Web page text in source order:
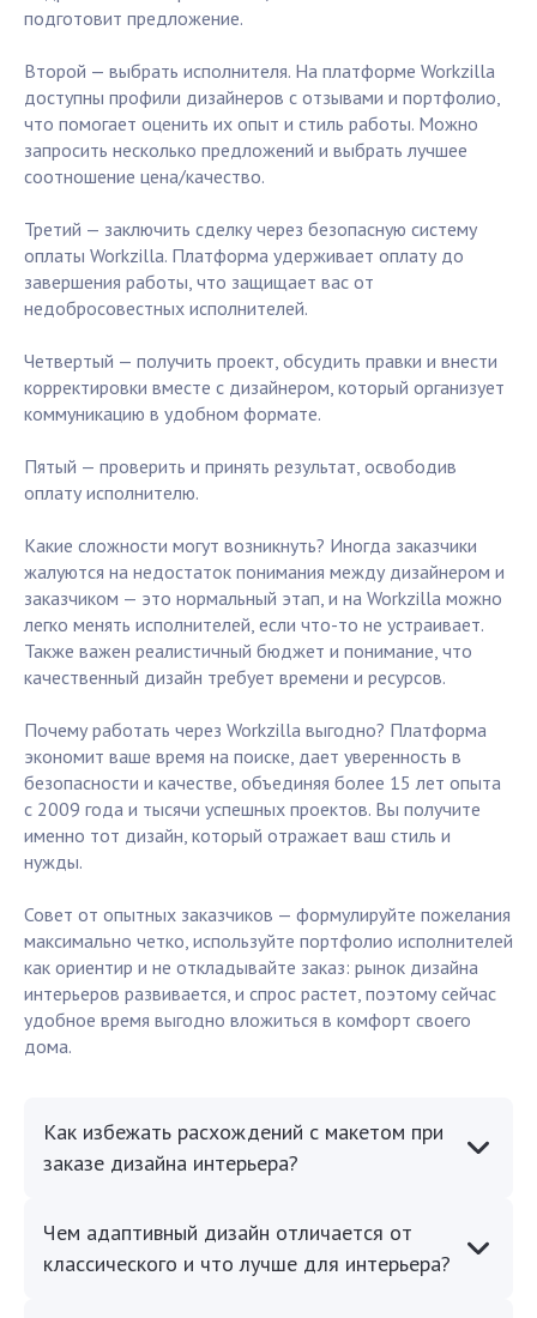
подготовит предложение.
Второй — выбрать исполнителя. На платформе Workzilla
доступны профили дизайнеров с отзывами и портфолио,
что помогает оценить их опыт и стиль работы. Можно
запросить несколько предложений и выбрать лучшее
соотношение цена/качество.
Третий — заключить сделку через безопасную систему
оплаты Workzilla. Платформа удерживает оплату до
завершения работы, что защищает вас от
недобросовестных исполнителей.
Четвертый — получить проект, обсудить правки и внести
корректировки вместе с дизайнером, который организует
коммуникацию в удобном формате.
Пятый — проверить и принять результат, освободив
оплату исполнителю.
Какие сложности могут возникнуть? Иногда заказчики
жалуются на недостаток понимания между дизайнером и
заказчиком — это нормальный этап, и на Workzilla можно
легко менять исполнителей, если что-то не устраивает.
Также важен реалистичный бюджет и понимание, что
качественный дизайн требует времени и ресурсов.
Почему работать через Workzilla выгодно? Платформа
экономит ваше время на поиске, дает уверенность в
безопасности и качестве, объединяя более 15 лет опыта
с 2009 года и тысячи успешных проектов. Вы получите
именно тот дизайн, который отражает ваш стиль и
нужды.
Совет от опытных заказчиков — формулируйте пожелания
максимально четко, используйте портфолио исполнителей
как ориентир и не откладывайте заказ: рынок дизайна
интерьеров развивается, и спрос растет, поэтому сейчас
удобное время выгодно вложиться в комфорт своего
дома.
Как избежать расхождений с макетом при
заказе дизайна интерьера?
Чем адаптивный дизайн отличается от
классического и что лучше для интерьера?